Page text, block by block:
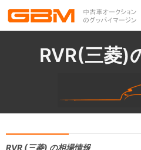
RVR(三菱)
RVR (三菱) の相場情報